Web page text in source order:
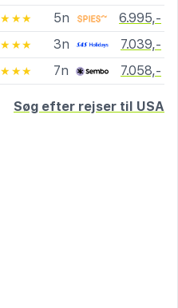
★★★ 5n
6.995,-
★★★ 3n
7.039,-
★★★ 7n 7.058,-
Søg efter rejser til USA